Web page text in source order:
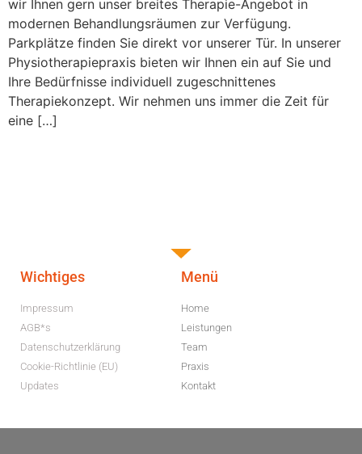
wir Ihnen gern unser breites Therapie-Angebot in
modernen Behandlungsräumen zur Verfügung.
Parkplätze finden Sie direkt vor unserer Tür. In unserer
Physiotherapiepraxis bieten wir Ihnen ein auf Sie und
Ihre Bedürfnisse individuell zugeschnittenes
Therapiekonzept. Wir nehmen uns immer die Zeit für
eine […]
Wichtiges
Impressum
AGB*s
Datenschutzerklärung
Cookie-Richtlinie (EU)
Updates
Menü
Home
Leistungen
Team
Praxis
Kontakt